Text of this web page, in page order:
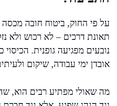
על פי החוק, ביטוח חובה מכסה
תאונת דרכים – לא רכוש ולא
נובעים מפגיעה גופנית. הכיסוי
אובדן ימי עבודה, שיקום
מה שאולי מפתיע רבים הוא,